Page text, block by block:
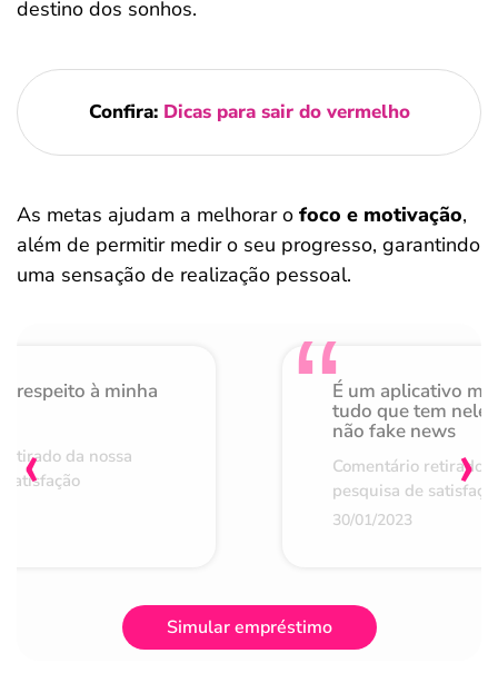
destino dos sonhos.
Confira: Dicas para sair do vermelho
As metas ajudam a melhorar o foco e motivação,
além de permitir medir o seu progresso, garantindo
uma sensação de realização pessoal.
respeito à minha
da nossa
É um aplicativo
tudo que tem nele
não fake news
Comentário retirado
pesquisa de
30/01/2023
‹ ›
Simular empréstimo